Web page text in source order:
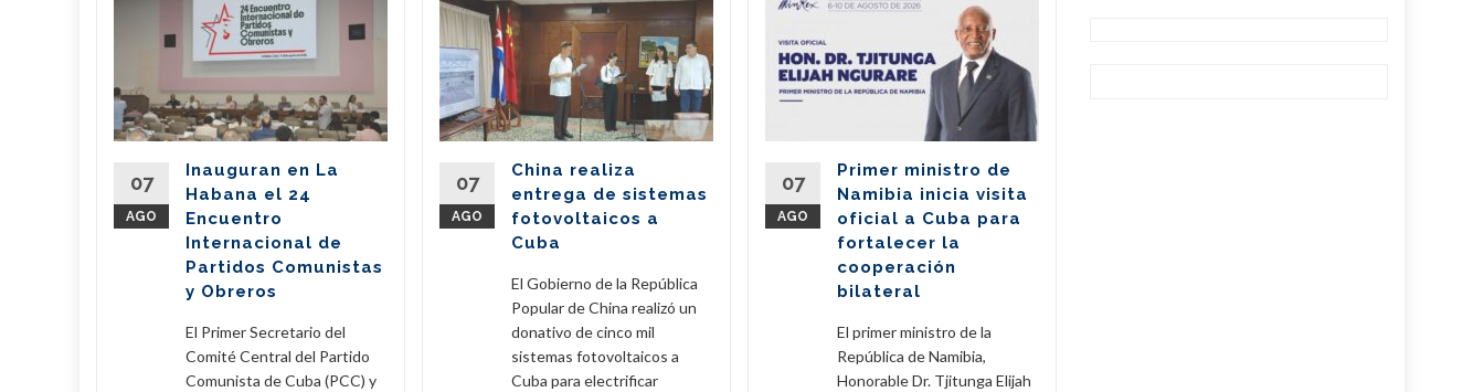
07
AGO
Inauguran en La
Habana el 24
Encuentro
Internacional de
Partidos Comunistas
y Obreros
El Primer Secretario del
Comité Central del Partido
Comunista de Cuba (PCC) y
07
AGO
China realiza
entrega de sistemas
fotovoltaicos a
Cuba
El Gobierno de la República
Popular de China realizó un
donativo de cinco mil
sistemas fotovoltaicos a
Cuba para electrificar
07
AGO
Primer ministro de
Namibia inicia visita
oficial a Cuba para
fortalecer la
cooperación
bilateral
El primer ministro de la
República de Namibia,
Honorable Dr. Tjitunga Elijah